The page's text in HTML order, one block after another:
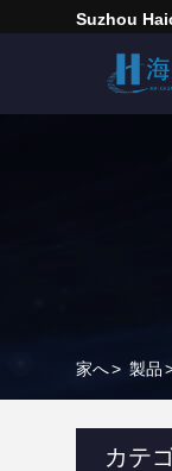
Suzhou
家へ> 製品
カテ